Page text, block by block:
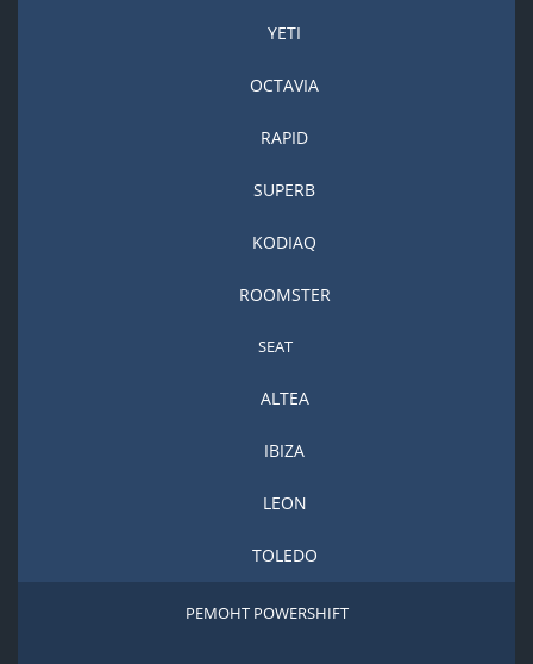
YETI
OCTAVIA
RAPID
SUPERB
KODIAQ
ROOMSTER
SEAT
ALTEA
IBIZA
LEON
TOLEDO
РЕМОНТ POWERSHIFT